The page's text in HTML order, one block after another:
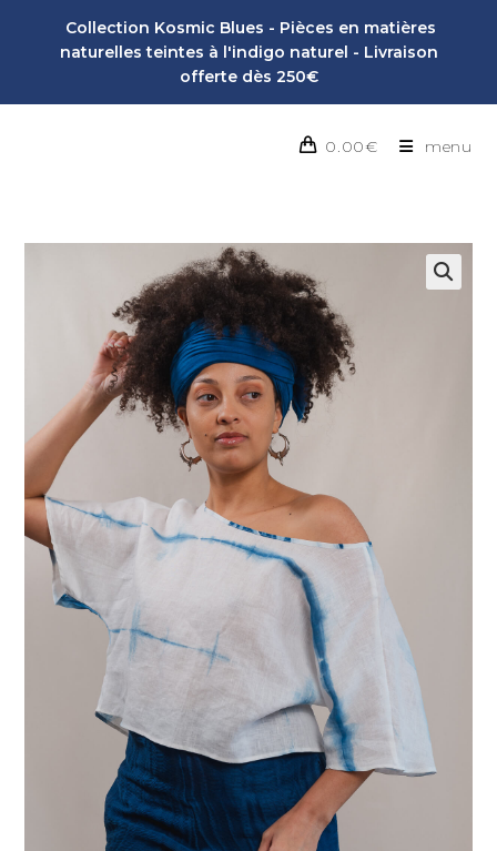
Collection Kosmic Blues - Pièces en matières
naturelles teintes à l'indigo naturel - Livraison
offerte dès 250€
0.00€ menu